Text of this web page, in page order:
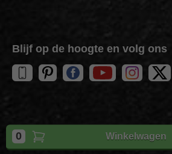
Winkelwagen
0
Blijf op de hoogte en volg ons
CopyrightBBQuality